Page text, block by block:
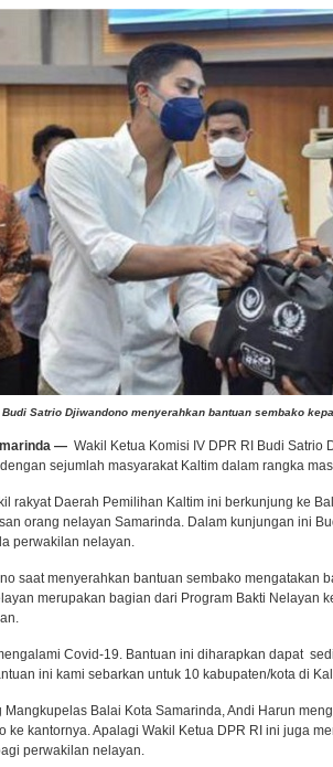
Budi Satrio Djiwandono menyerahkan bantuan sembako
— Wakil Ketua Komisi IV DPR RI Budi Satrio
sejumlah masyarakat Kaltim dalam rangka
rakyat Daerah Pemilihan Kaltim ini berkunjung ke
orang nelayan Samarinda. Dalam kunjungan ini
perwakilan nelayan.
saat menyerahkan bantuan sembako mengatakan
merupakan bagian dari Program Bakti Nelayan
Covid-19. Bantuan ini diharapkan dapat
ini kami sebarkan untuk 10 kabupaten/kota di
Mangkupelas Balai Kota Samarinda, Andi Harun
ke kantornya. Apalagi Wakil Ketua DPR RI ini juga
perwakilan nelayan.